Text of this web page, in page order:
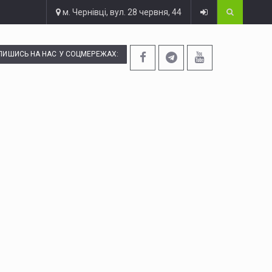
м. Чернівці, вул. 28 червня, 44
НА НАС У СОЦМЕРЕЖАХ: